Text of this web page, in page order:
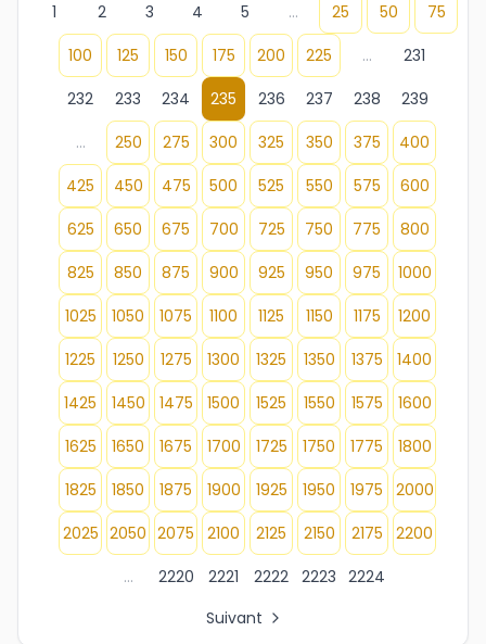
1
2 3 4 5 ... 25 50
75
100
125 150 175 200 225 ...
231
232
233 234 235 236 237 238
239
...
250 275 300 325 350 375
400
425
450 475 500 525 550 575
600
625
650 675 700 725 750 775
800
825
850 875 900 925 950 975
1000
1025
1050 1075 1100 1125 1150 1175
1200
1225
1250 1275 1300 1325 1350 1375
1400
1425
1450 1475 1500 1525 1550 1575
1600
1625
1650 1675 1700 1725 1750 1775
1800
1825
1850 1875 1900 1925 1950 1975
2000
2025 2050 2075 2100 2125 2150 2175
2200
...
2220 2221 2222 2223 2224
Suivant